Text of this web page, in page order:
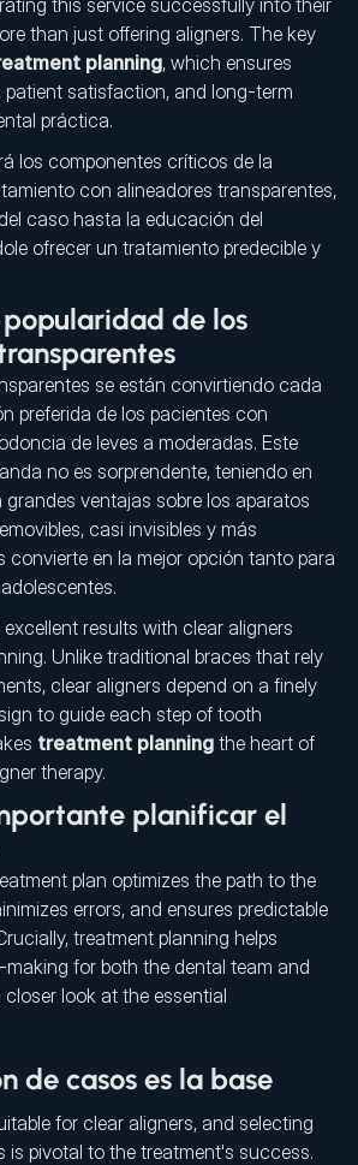
this service successfully into their
than just offering aligners. The key
planning, which ensures
patient satisfaction, and long-term
práctica.
los componentes críticos de la
con alineadores transparentes,
caso hasta la educación del
ofrecer un tratamiento predecible y
de los
se están convirtiendo cada
preferida de los pacientes con
de leves a moderadas. Este
no es sorprendente, teniendo en
ventajas sobre los aparatos
casi invisibles y más
convierte en la mejor opción tanto para
results with clear aligners
Unlike traditional braces that rely
clear aligners depend on a finely
to guide each step of tooth
treatment planning the heart of
therapy.
planificar el
plan optimizes the path to the
errors, and ensures predictable
treatment planning helps
for both the dental team and
closer look at the essential
de casos es la base
for clear aligners, and selecting
is pivotal to the treatment's success.